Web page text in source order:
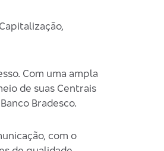
Com uma ampla
de suas Centrais
Bradesco.
com o